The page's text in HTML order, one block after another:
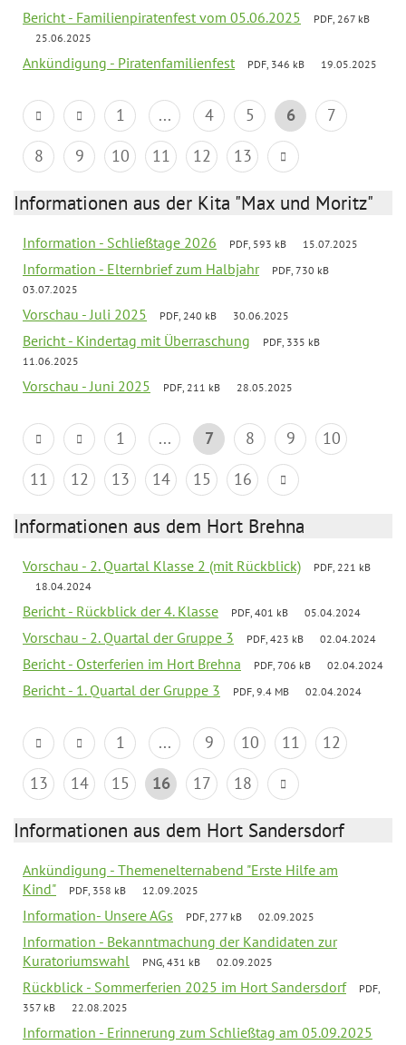
Bericht - Familienpiratenfest vom 05.06.2025
PDF, 267 kB
25.06.2025
Ankündigung - Piratenfamilienfest PDF, 346 kB 19.05.2025
1 ... 4 5 6
7
8
9 10 11 12 13
Informationen aus der Kita "Max und Moritz"
Information - Schließtage 2026 PDF, 593 kB 15.07.2025
Information - Elternbrief zum Halbjahr
PDF, 730 kB
03.07.2025
Vorschau - Juli 2025 PDF, 240 kB 30.06.2025
Bericht - Kindertag mit Überraschung
PDF, 335 kB
11.06.2025
Vorschau - Juni 2025 PDF, 211 kB 28.05.2025
1 ... 7 8 9
10
11
12 13 14 15 16
Informationen aus dem Hort Brehna
Vorschau - 2. Quartal Klasse 2 (mit Rückblick)
PDF, 221 kB
18.04.2024
Bericht - Rückblick der 4. Klasse PDF, 401 kB 05.04.2024
Vorschau - 2. Quartal der Gruppe 3 PDF, 423 kB 02.04.2024
Bericht - Osterferien im Hort Brehna PDF, 706 kB 02.04.2024
Bericht - 1. Quartal der Gruppe 3 PDF, 9.4 MB 02.04.2024
1 ... 9 10 11
12
13
14 15 16 17 18
Informationen aus dem Hort Sandersdorf
Ankündigung - Themenelternabend "Erste Hilfe am
Kind"
PDF, 358 kB 12.09.2025
Information- Unsere AGs PDF, 277 kB 02.09.2025
Information - Bekanntmachung der Kandidaten zur
Kuratoriumswahl
PNG, 431 kB 02.09.2025
Rückblick - Sommerferien 2025 im Hort Sandersdorf
PDF,
357 kB
22.08.2025
Information - Erinnerung zum Schließtag am 05.09.2025